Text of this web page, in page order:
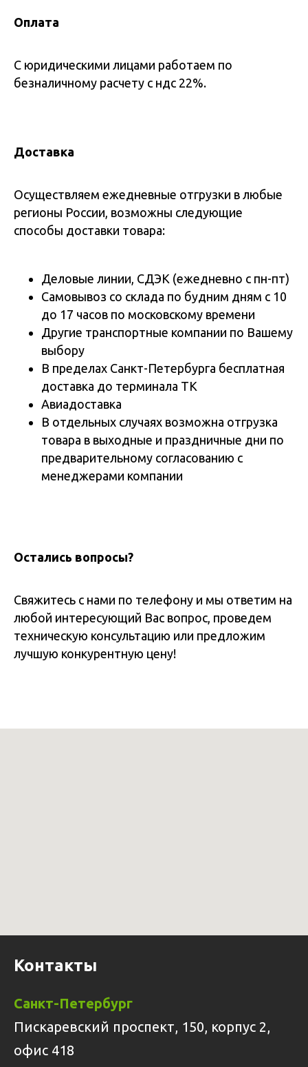
Оплата
С юридическими лицами работаем по
безналичному расчету с ндс 22%.
Доставка
Осуществляем ежедневные отгрузки в любые
регионы России, возможны следующие
способы доставки товара:
Деловые линии, СДЭК (ежедневно с пн-пт)
Самовывоз со склада по будним дням с 10
до 17 часов по московскому времени
Другие транспортные компании по Вашему
выбору
В пределах Санкт-Петербурга бесплатная
доставка до терминала ТК
Авиадоставка
В отдельных случаях возможна отгрузка
товара в выходные и праздничные дни по
предварительному согласованию с
менеджерами компании
Остались вопросы?
Свяжитесь с нами по телефону и мы ответим на
любой интересующий Вас вопрос, проведем
техническую консультацию или предложим
лучшую конкурентную цену!
Контакты
Санкт-Петербург
Пискаревский проспект, 150, корпус 2,
офис 418